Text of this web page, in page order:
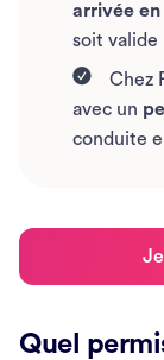
arrivée en
soit valide
Chez
avec un
conduite
Quel